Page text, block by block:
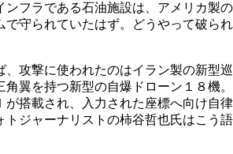
ンフラである石油施設は、アメリカ製の
で守られていたはず。どうやって破られ
、攻撃に使われたのはイラン製の新型巡
翼を持つ新型の自爆ドローン１８機。
が搭載され、入力された座標へ向け自律
トジャーナリストの柿谷哲也氏はこう語